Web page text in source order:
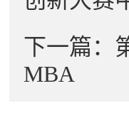
下一篇：
MBA